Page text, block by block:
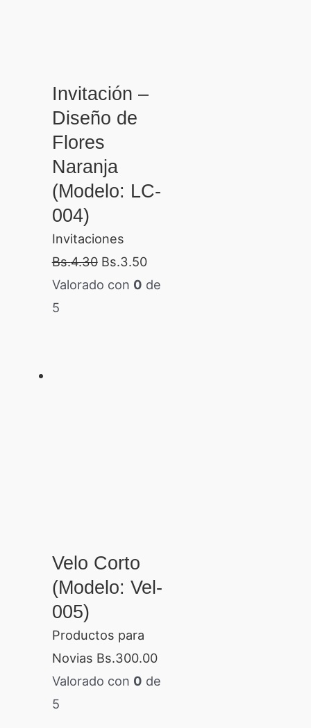
Invitación –
Diseño de
Flores
Naranja
(Modelo: LC-
004)
Invitaciones
Bs.4.30 Bs.3.50
Valorado con 0 de
5
Velo Corto
(Modelo: Vel-
005)
Productos para
Novias Bs.300.00
Valorado con 0 de
5